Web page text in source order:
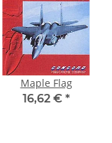
Maple Flag
16,62 € *